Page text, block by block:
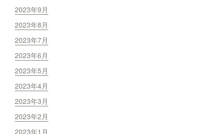
2023年9月
2023年8月
2023年7月
2023年6月
2023年5月
2023年4月
2023年3月
2023年2月
2023年1月